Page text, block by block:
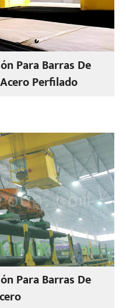
Para Barras De
Perfilado
Para Barras De